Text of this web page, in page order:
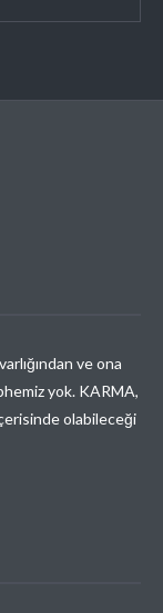
ve ona
yok. KARMA,
olabileceği